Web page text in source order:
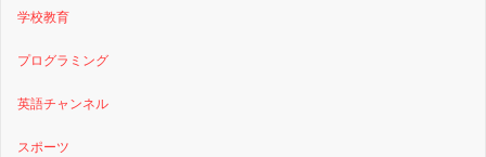
学校教育
プログラミング
英語チャンネル
スポーツ